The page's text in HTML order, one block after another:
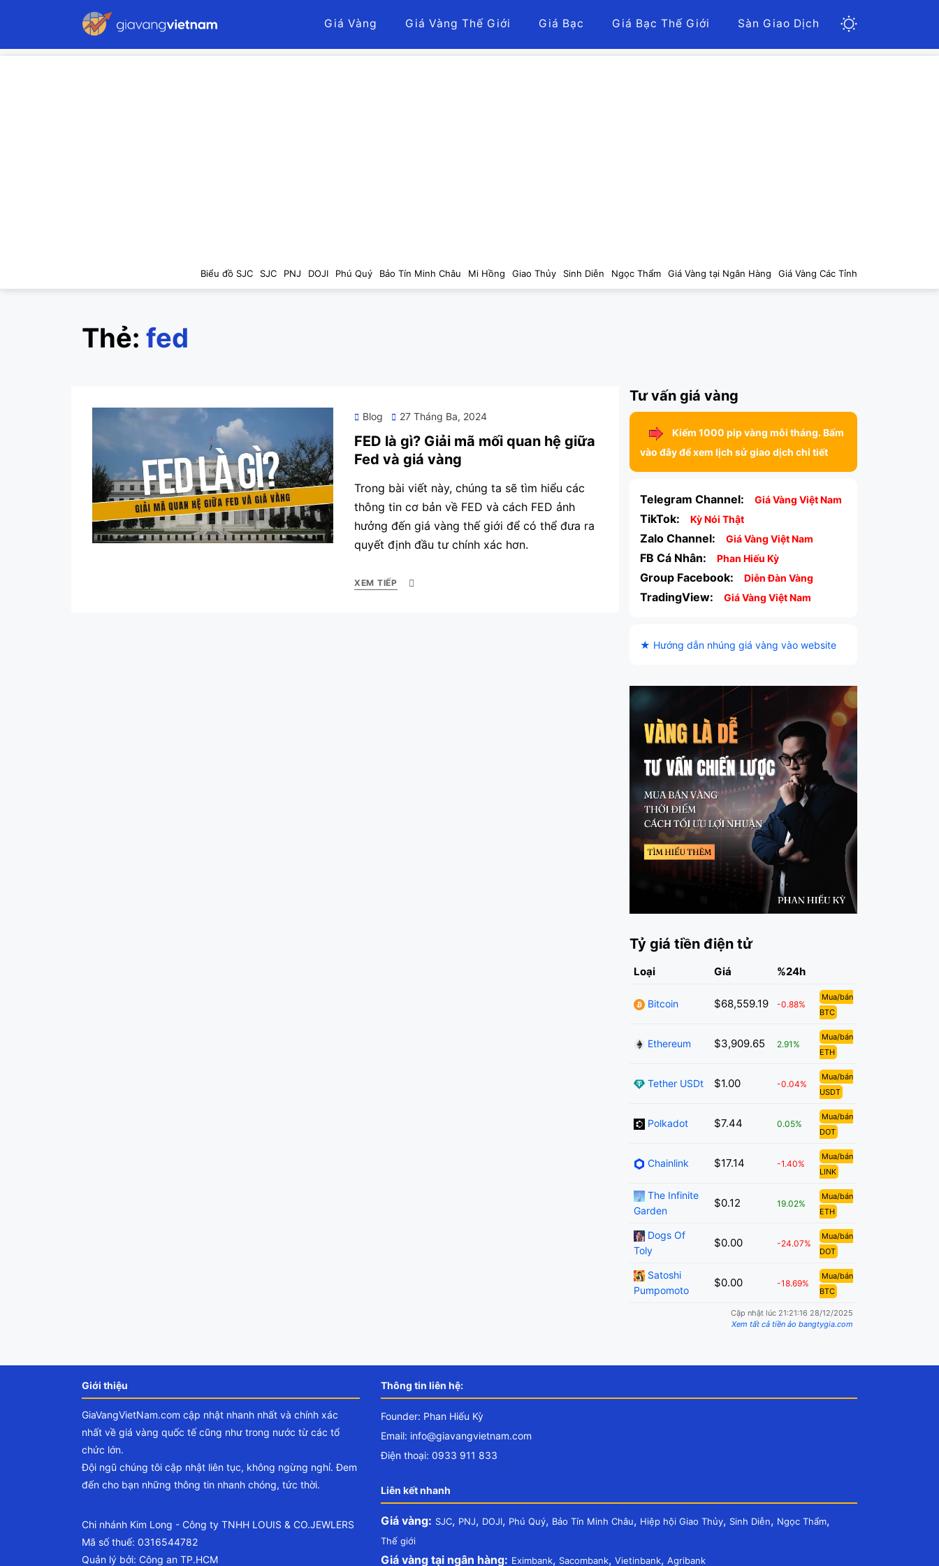
Giá Vàng Giá Vàng Thế Giới Giá Bạc Giá Bạc Thế Giới Sàn Giao Dịch
Biểu đồ SJC SJC PNJ DOJI Phú Quý Bảo Tín Minh Châu Mi Hồng Giao Thủy Sinh Diễn Ngọc Thẩm Giá Vàng tại Ngân Hàng Giá Vàng Các Tỉnh
Thẻ: fed
Blog
Posted
on
27 Tháng Ba, 2024
FED là gì? Giải mã mối quan hệ giữa
Fed và giá vàng
Trong bài viết này, chúng ta sẽ tìm hiểu các
thông tin cơ bản về FED và cách FED ảnh
hưởng đến giá vàng thế giới để có thể đưa ra
quyết định đầu tư chính xác hơn.
XEM TIẾP
Tư vấn giá vàng
Kiếm 1000 pip vàng mỗi tháng. Bấm
vào đây để xem lịch sử giao dịch chi tiết
Telegram Channel: Giá Vàng Việt Nam
TikTok: Kỳ Nói Thật
Zalo Channel: Giá Vàng Việt Nam
FB Cá Nhân: Phan Hiếu Kỳ
Group Facebook: Diễn Đàn Vàng
TradingView: Giá Vàng Việt Nam
★ Hướng dẫn nhúng giá vàng vào website
Tỷ giá tiền điện tử
Loại Giá %24h
Bitcoin $68,559.19 -0.88%
Mua/bán
BTC
Ethereum $3,909.65 2.91%
Mua/bán
ETH
Tether USDt $1.00 -0.04%
Mua/bán
USDT
Polkadot $7.44 0.05%
Mua/bán
DOT
Chainlink $17.14 -1.40%
Mua/bán
LINK
The Infinite
Garden
$0.12 19.02%
Mua/bán
ETH
Dogs Of
Toly
$0.00 -24.07%
Mua/bán
DOT
Satoshi
Pumpomoto
$0.00 -18.69%
Mua/bán
BTC
Cập nhật lúc 21:21:16 28/12/2025
Xem tất cả tiền ảo bangtygia.com
Giới thiệu
GiaVangVietNam.com cập nhật nhanh nhất và chính xác
nhất về giá vàng quốc tế cũng như trong nước từ các tổ
chức lớn.
Đội ngũ chúng tôi cập nhật liên tục, không ngừng nghỉ. Đem
đến cho bạn những thông tin nhanh chóng, tức thời.
Chi nhánh Kim Long - Công ty TNHH LOUIS & CO.JEWLERS
Mã số thuế: 0316544782
Quản lý bởi: Công an TP.HCM
Thông tin liên hệ:
Founder: Phan Hiếu Kỳ
Email: info@giavangvietnam.com
Điện thoại: 0933 911 833
Liên kết nhanh
Giá vàng: SJC, PNJ, DOJI, Phú Quý, Bảo Tín Minh Châu, Hiệp hội Giao Thủy, Sinh Diễn, Ngọc Thẩm,
Thế giới
Giá vàng tại ngân hàng: Eximbank, Sacombank, Vietinbank, Agribank